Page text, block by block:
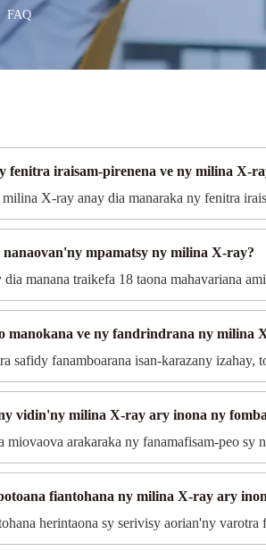
FAQ
fenitra iraisam-pirenena ve ny milina X-
X-ray anay dia manaraka ny fenitra
mpamatsy ny milina X-ray?
manana traikefa 18 taona mahavariana
manokana ve ny fandrindrana ny milina
safidy fanamboarana isan-karazany
vidin'ny milina X-ray ary inona ny
arakaraka ny fanamafisam-peo sy
fiantohana ny milina X-ray ary
herintaona sy serivisy aorian'ny